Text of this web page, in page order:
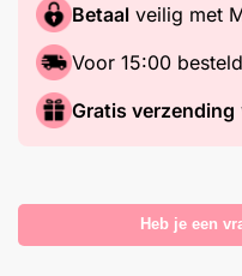
Betaal veilig met
Voor 15:00
Gratis verzending
Heb je een